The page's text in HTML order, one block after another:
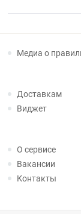
Медиа о
Доставкам
Виджет
О сервисе
Вакансии
Контакты